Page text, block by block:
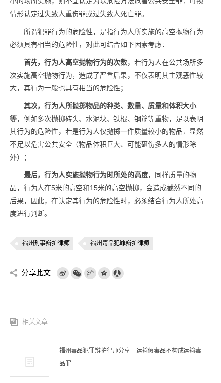
情形认定过失致人重伤罪或过失致人死亡罪。
所谓犯罪行为的危险性，是指行为人所实施的高空抛物行为
必须具有相当的危险性，对此可结合如下因素考虑：
首先，行为人高空抛物行为的次数，若行为人在公共场所多
次实施高空抛物行为，造成了严重后果，不仅表明其主观恶性较
大，其行为一般也具有相当的危险性；
其次，行为人所抛掷物品的种类、数量、质量和体积大小
等，例如多次抛掷砖头、水泥块、铁棍、钢筋等重物，足以表明
其行为的危险性，若是行为人仅抛掷一件质量较小的物品，显然
不足以危害公共安全（物品体积巨大、可能砸伤多人的情形除
外）；
最后，行为人实施抛物行为时所处的高度，同样质量的物
品，行为人在5米的高空和15米的高空抛掷，会造成截然不同的
后果，因此，在认定其行为的危险性时，必须结合行为人所处高
度进行判断。
福州刑事辩护律师 福州毒品犯罪辩护律师
分享此文
相关文章
福州毒品犯罪辩护律师分享—运输假毒品不构成运输毒
品罪